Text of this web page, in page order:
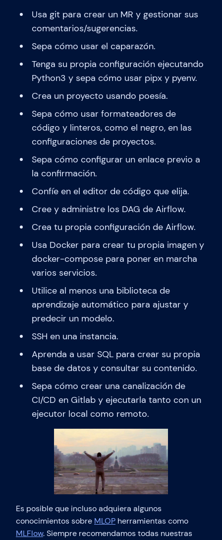
Usa git para crear un MR y gestionar sus
comentarios/sugerencias.
Sepa cómo usar el caparazón.
Tenga su propia configuración ejecutando
Python3 y sepa cómo usar pipx y pyenv.
Crea un proyecto usando poesía.
Sepa cómo usar formateadores de
código y linteros, como el negro, en las
configuraciones de proyectos.
Sepa cómo configurar un enlace previo a
la confirmación.
Confíe en el editor de código que elija.
Cree y administre los DAG de Airflow.
Crea tu propia configuración de Airflow.
Usa Docker para crear tu propia imagen y
docker-compose para poner en marcha
varios servicios.
Utilice al menos una biblioteca de
aprendizaje automático para ajustar y
predecir un modelo.
SSH en una instancia.
Aprenda a usar SQL para crear su propia
base de datos y consultar su contenido.
Sepa cómo crear una canalización de
CI/CD en Gitlab y ejecutarla tanto con un
ejecutor local como remoto.
Es posible que incluso adquiera algunos
conocimientos sobre MLOP herramientas como
MLFlow. Siempre recomendamos todas nuestras